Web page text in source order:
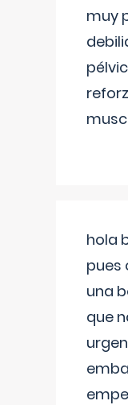
muy
hola
pues
una
que